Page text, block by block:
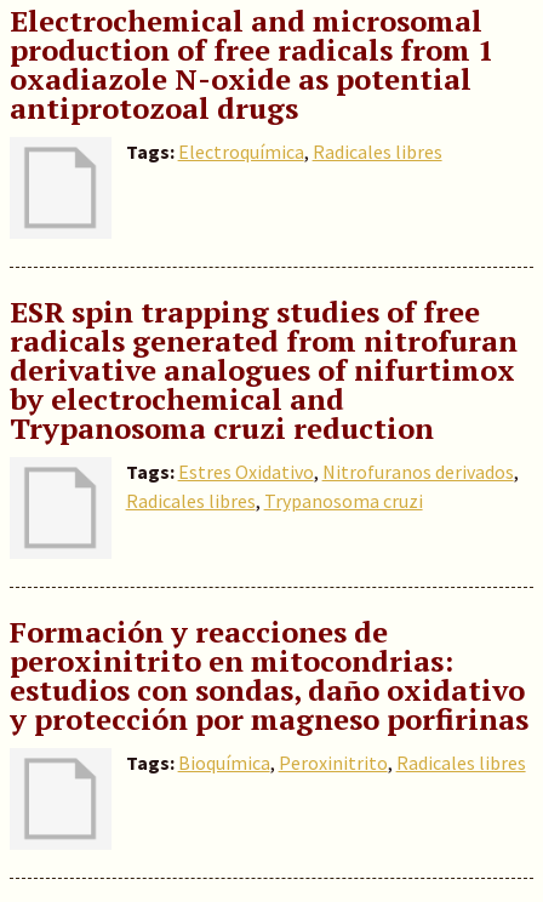
Electrochemical and microsomal
production of free radicals from 1
oxadiazole N-oxide as potential
antiprotozoal drugs
Tags: Electroquímica, Radicales libres
ESR spin trapping studies of free
radicals generated from nitrofuran
derivative analogues of nifurtimox
by electrochemical and
Trypanosoma cruzi reduction
Tags: Estres Oxidativo, Nitrofuranos derivados,
Radicales libres, Trypanosoma cruzi
Formación y reacciones de
peroxinitrito en mitocondrias:
estudios con sondas, daño oxidativo
y protección por magneso porfirinas
Tags: Bioquímica, Peroxinitrito, Radicales libres